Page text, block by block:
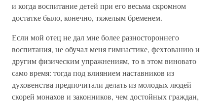
и когда воспитание детей при его весьма скромном
достатке было, конечно, тяжелым бременем.
Если мой отец не дал мне более разностороннего
воспитания, не обучал меня гимнастике, фехтованию и
другим физическим упражнениям, то в этом виновато
само время: тогда под влиянием наставников из
духовенства предпочитали делать из молодых людей
скорей монахов и законников, чем достойных граждан,